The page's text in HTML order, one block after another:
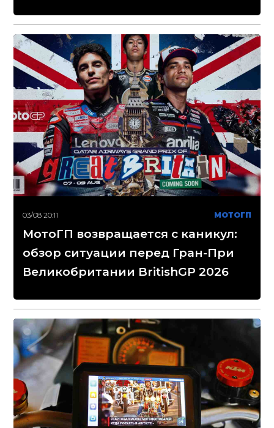
03/08 20:11 МОТОГП
МотоГП возвращается с каникул:
обзор ситуации перед Гран-При
Великобритании BritishGP 2026